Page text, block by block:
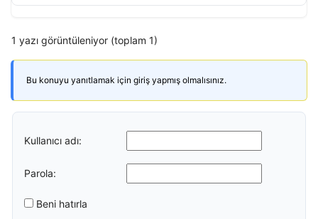
1 yazı görüntüleniyor (toplam 1)
Bu konuyu yanıtlamak için giriş yapmış olmalısınız.
Kullanıcı adı:
Parola:
Beni hatırla